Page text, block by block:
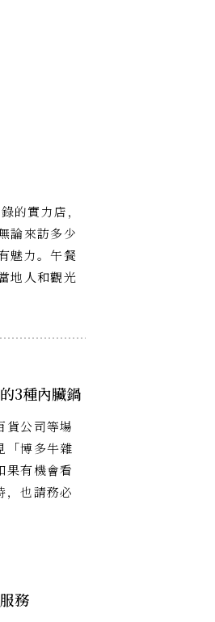
的實力店，
論來訪多少
魅力。午餐
地人和觀光
3種內臟鍋
貨公司等場
「博多牛雜
果有機會看
，也請務必
務